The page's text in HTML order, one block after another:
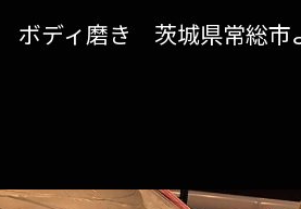
ペンキ除去
ボディ磨き 茨城県常総市